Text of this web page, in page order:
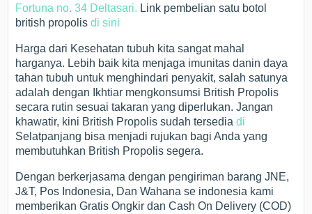
Fortuna no. 34 Deltasari. Link pembelian satu botol
british propolisdi sini
Harga dari Kesehatan tubuh kita sangat mahal
harganya. Lebih baik kita menjaga imunitas danin daya
tahan tubuh untuk menghindari penyakit, salah satunya
adalah dengan Ikhtiar mengkonsumsi British Propolis
secara rutin sesuai takaran yang diperlukan. Jangan
khawatir, kini British Propolis sudah tersediadi
Selatpanjang bisa menjadi rujukan bagi Anda yang
membutuhkan British Propolis segera.
Dengan berkerjasama dengan pengiriman barang JNE,
J&T, Pos Indonesia, Dan Wahana se indonesia kami
memberikan Gratis Ongkir dan Cash On Delivery (COD)